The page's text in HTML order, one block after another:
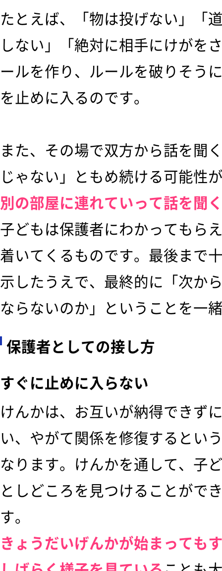
たとえば、「物は投げない」「
しない」「絶対に相手にけがを
ールを作り、ルールを破りそう
を止めに入るのです。
また、その場で双方から話を聞
じゃない」ともめ続ける可能性
別の部屋に連れていって話を聞
子どもは保護者にわかってもら
着いてくるものです。最後まで
示したうえで、最終的に「次か
ならないのか」ということを一
保護者としての接し方
すぐに止めに入らない
けんかは、お互いが納得できず
い、やがて関係を修復するとい
なります。けんかを通して、子
としどころを見つけることがで
す。
きょうだいげんかが始まっても